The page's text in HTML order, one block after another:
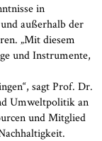
in
außerhalb der
„Mit diesem
und Instrumente,
sagt Prof. Dr.
Umweltpolitik an
und Mitglied